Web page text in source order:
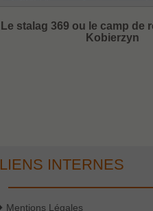
Le stalag 369 ou le camp de
Kobierzyn
LIENS INTERNES
Mentions Légales